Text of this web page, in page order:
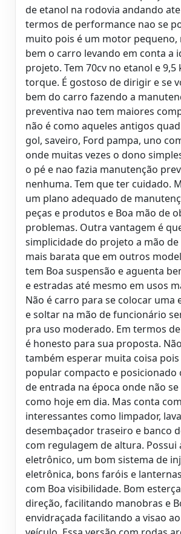
de etanol na rodovia andando
termos de performance nao se
muito pois é um motor pequeno,
bem o carro levando em conta a
projeto. Tem 70cv no etanol e 9,5
torque. É gostoso de dirigir e se
bem do carro fazendo a
preventiva nao tem maiores
não é como aqueles antigos
gol, saveiro, Ford pampa, uno
onde muitas vezes o dono
o pé e nao fazia manutenção
nenhuma. Tem que ter cuidado.
um plano adequado de
peças e produtos e Boa mão de
problemas. Outra vantagem é
simplicidade do projeto a mão
mais barata que em outros
tem Boa suspensão e aguenta
e estradas até mesmo em usos
Não é carro para se colocar uma
e soltar na mão de funcionário
pra uso moderado. Em termos
é honesto para sua proposta.
também esperar muita coisa
popular compacto e posicionado
de entrada na época onde não
como hoje em dia. Mas conta
interessantes como limpador,
desembaçador traseiro e banco
com regulagem de altura. Possui
eletrônico, um bom sistema de
eletrônica, bons faróis e
com Boa visibilidade. Bom
direção, facilitando manobras e
envidraçada facilitando a visao